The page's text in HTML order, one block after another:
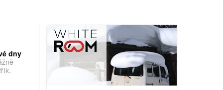
dny